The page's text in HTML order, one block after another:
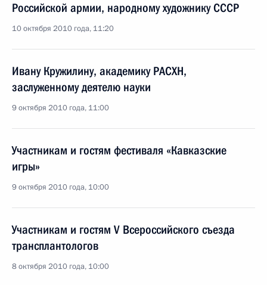
Российской армии, народному художнику СССР
10 октября 2010 года, 11:20
Ивану Кружилину, академику РАСХН,
заслуженному деятелю науки
9 октября 2010 года, 11:00
Участникам и гостям фестиваля «Кавказские
игры»
9 октября 2010 года, 10:00
Участникам и гостям V Всероссийского съезда
трансплантологов
8 октября 2010 года, 10:00